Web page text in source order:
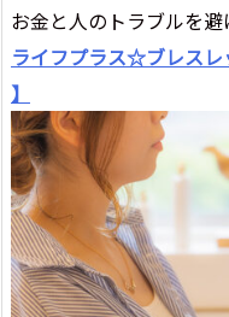
お金と人のトラブルを避
ライフプラス☆ブレスレ
】